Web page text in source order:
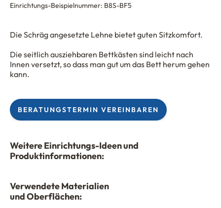
Einrichtungs-Beispielnummer: B8S-BF5
Die Schräg angesetzte Lehne bietet guten Sitzkomfort.
Die seitlich ausziehbaren Bettkästen sind leicht nach
Innen versetzt, so dass man gut um das Bett herum gehen
kann.
BERATUNGSTERMIN VEREINBAREN
Weitere Einrichtungs-Ideen und
Produktinformationen:
Verwendete Materialien
und Oberflächen: